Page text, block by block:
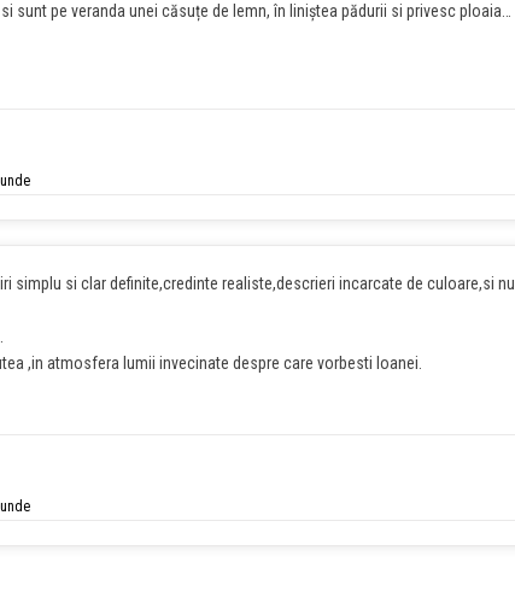
sunt pe veranda unei căsuțe de lemn, în liniștea pădurii si privesc ploaia…
simplu si clar definite,credinte realiste,descrieri incarcate de culoare,si nu
,in atmosfera lumii invecinate despre care vorbesti Ioanei.